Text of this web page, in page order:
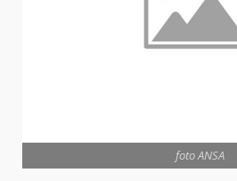
foto ANSA